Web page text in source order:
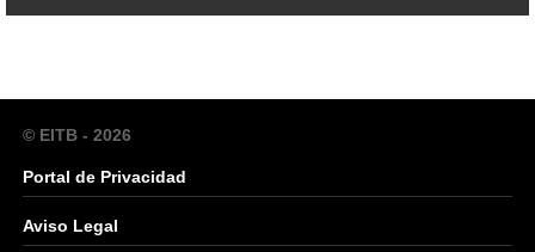
© EITB - 2026
Portal de Privacidad
Aviso Legal